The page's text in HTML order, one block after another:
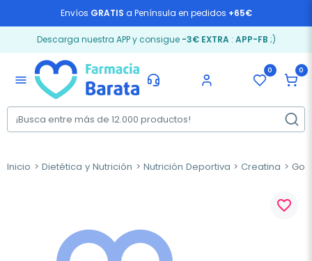
Envíos GRATIS a Península en pedidos +65€
Descarga nuestra APP y consigue -3€ EXTRA: APP-FB ;)
menu
0 0
Inicio Dietética y Nutrición Nutrición Deportiva Creatina
favorite_border